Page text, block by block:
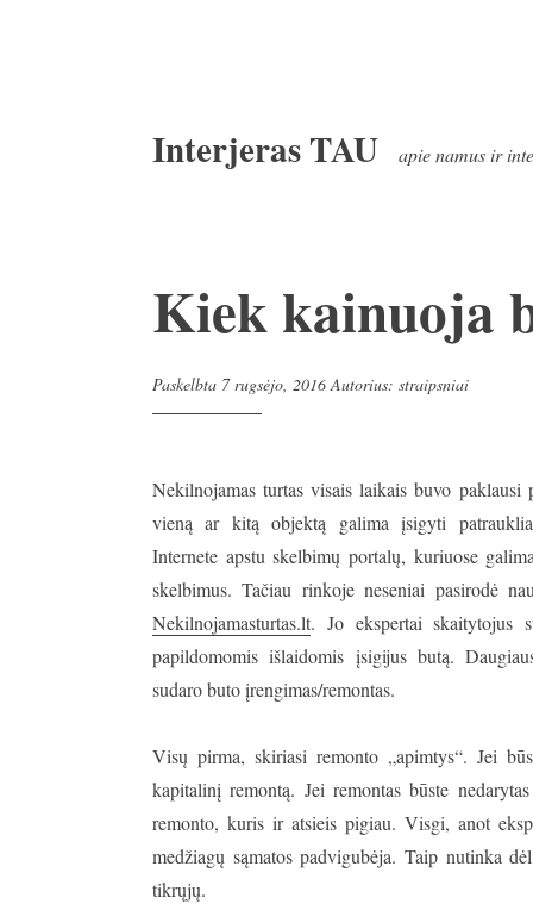
prie
Interjeras TAU apie namus ir
Kiek kainuoja
Paskelbta 7 rugsėjo, 2016Autorius: straipsniai
Nekilnojamas turtas visais laikais buvo paklausi
vieną ar kitą objektą galima įsigyti
Internete apstu skelbimų portalų, kuriuose
skelbimus. Tačiau rinkoje neseniai pasirodė
Nekilnojamasturtas.lt. Jo ekspertai skaitytojus
papildomomis išlaidomis įsigijus butą.
sudaro buto įrengimas/remontas.
Visų pirma, skiriasi remonto „apimtys“. Jei
kapitalinį remontą. Jei remontas būste
remonto, kuris ir atsieis pigiau. Visgi, anot
medžiagų sąmatos padvigubėja. Taip nutinka
tikrųjų.